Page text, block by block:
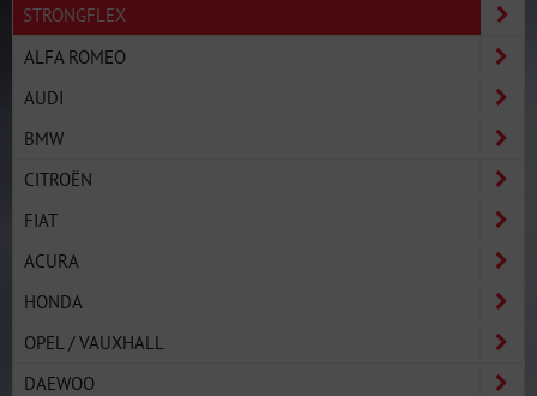
STRONGFLEX
ALFA ROMEO
AUDI
BMW
CITROËN
FIAT
ACURA
HONDA
OPEL / VAUXHALL
DAEWOO